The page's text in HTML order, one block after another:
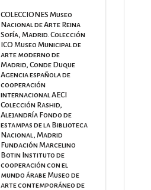
COLECCIONES Museo
Nacional de Arte Reina
Sofía, Madrid. Colección
ICO Museo Municipal de
arte moderno de
Madrid, Conde Duque
Agencia española de
cooperación
internacional AECI
Colección Rashid,
Alejandría Fondo de
estampas de la Biblioteca
Nacional, Madrid
Fundación Marcelino
Botin Instituto de
cooperación con el
mundo árabe Museo de
arte contemporáneo de